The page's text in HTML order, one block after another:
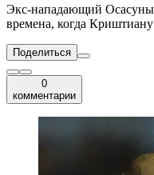
Экс-нападающий
времена, когда
Поделиться
0
комментарии